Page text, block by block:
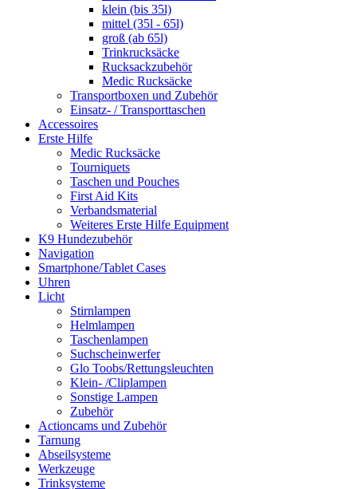
klein (bis 35l)
mittel (35l - 65l)
groß (ab 65l)
Trinkrucksäcke
Rucksackzubehör
Medic Rucksäcke
Transportboxen und Zubehör
Einsatz- / Transporttaschen
Accessoires
Erste Hilfe
Medic Rucksäcke
Tourniquets
Taschen und Pouches
First Aid Kits
Verbandsmaterial
Weiteres Erste Hilfe Equipment
K9 Hundezubehör
Navigation
Smartphone/Tablet Cases
Uhren
Licht
Stirnlampen
Helmlampen
Taschenlampen
Suchscheinwerfer
Glo Toobs/Rettungsleuchten
Klein- /Cliplampen
Sonstige Lampen
Zubehör
Actioncams und Zubehör
Tarnung
Abseilsysteme
Werkzeuge
Trinksysteme